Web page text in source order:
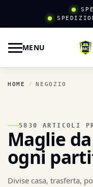
MENU
HOME / NEGOZIO
5830 ARTICOLI
Maglie
ogni
Divise casa, trasferta,